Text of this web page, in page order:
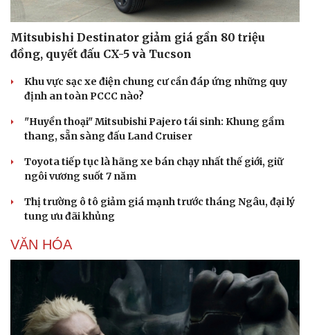
Mitsubishi Destinator giảm giá gần 80 triệu
đồng, quyết đấu CX-5 và Tucson
Khu vực sạc xe điện chung cư cần đáp ứng những quy
định an toàn PCCC nào?
"Huyền thoại" Mitsubishi Pajero tái sinh: Khung gầm
thang, sẵn sàng đấu Land Cruiser
Toyota tiếp tục là hãng xe bán chạy nhất thế giới, giữ
ngôi vương suốt 7 năm
Thị trường ô tô giảm giá mạnh trước tháng Ngâu, đại lý
tung ưu đãi khủng
VĂN HÓA